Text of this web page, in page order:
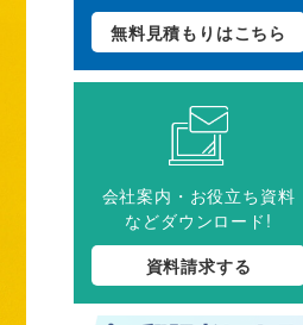
無料見積もりはこちら
会社案内・お役立ち資料
などダウンロード!
資料請求する